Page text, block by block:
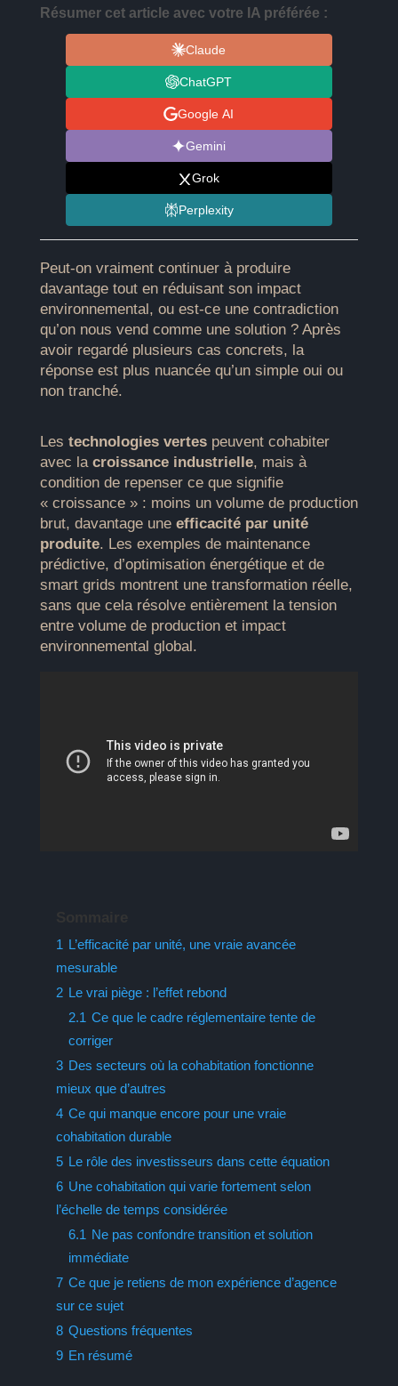
Résumer cet article avec votre IA préférée :
Claude
ChatGPT
Google AI
Gemini
Grok
Perplexity
Peut-on vraiment continuer à produire
davantage tout en réduisant son impact
environnemental, ou est-ce une contradiction
qu’on nous vend comme une solution ? Après
avoir regardé plusieurs cas concrets, la
réponse est plus nuancée qu’un simple oui ou
non tranché.
Les technologies vertespeuvent cohabiter
avec la croissance industrielle, mais à
condition de repenser ce que signifie
« croissance » : moins un volume de production
brut, davantage une efficacité par unité
produite. Les exemples de maintenance
prédictive, d’optimisation énergétique et de
smart grids montrent une transformation réelle,
sans que cela résolve entièrement la tension
entre volume de production et impact
environnemental global.
1 L’efficacité par unité, une vraie avancée
mesurable
2 Le vrai piège : l’effet rebond
2.1 Ce que le cadre réglementaire tente de
corriger
3 Des secteurs où la cohabitation fonctionne
mieux que d’autres
4 Ce qui manque encore pour une vraie
cohabitation durable
5 Le rôle des investisseurs dans cette équation
6 Une cohabitation qui varie fortement selon
l’échelle de temps considérée
6.1 Ne pas confondre transition et solution
immédiate
7 Ce que je retiens de mon expérience d’agence
sur ce sujet
8 Questions fréquentes
9 En résumé